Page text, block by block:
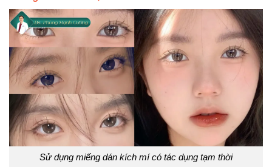
Sử dụng miếng dán kích mí có tác dụng tạm thời